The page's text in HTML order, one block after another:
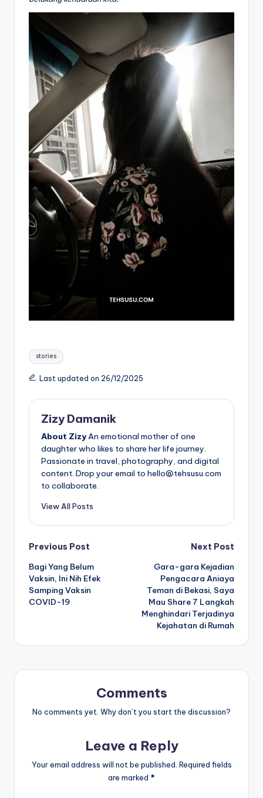
Tags:
stories
Last updated on 26/12/2025
Zizy Damanik
About ZizyAn emotional mother of one
daughter who likes to share her life journey.
Passionate in travel, photography, and digital
content. Drop your email to hello@tehsusu.com
to collaborate.
View All Posts
Post
navigation
Previous Post
Bagi Yang Belum
Vaksin, Ini Nih Efek
Samping Vaksin
COVID-19
Next Post
Gara-gara Kejadian
Pengacara Aniaya
Teman di Bekasi, Saya
Mau Share 7 Langkah
Menghindari Terjadinya
Kejahatan di Rumah
Comments
No comments yet. Why don’t you start the discussion?
Leave a Reply
Your email address will not be published. Required fields
are marked *